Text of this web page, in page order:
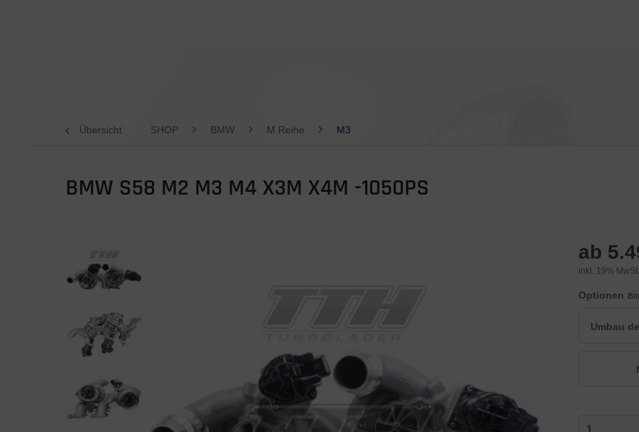
Übersicht SHOP BMW M Reihe M3
BMW S58 M2 M3 M4 X3M X4M -1050PS
ab
inkl. 19%
Optionen
Umbau